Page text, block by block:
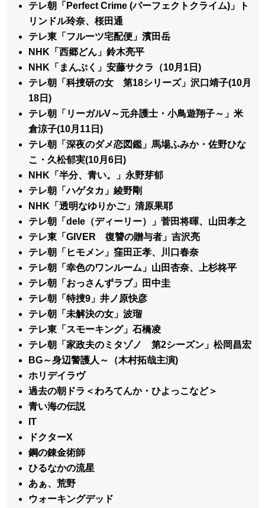
テレ朝「Perfect Crime (パーフェクトクライム)」ト
リンドル玲奈、桜田通
テレ東「フルーツ宅配便」濱田岳
NHK「西郷どん」鈴木亮平
NHK「まんぷく」安藤サクラ（10月1日)
テレ朝「科捜研の女 第18シリーズ」沢口靖子(10月
18日)
テレ朝「リーガルV～元弁護士・小鳥遊翔子～」米
倉涼子(10月11日)
テレ朝「深夜のダメ恋図鑑」馬場ふみか・佐野ひな
こ・久松郁実(10月6日)
NHK「半分、青い。」永野芽郁
テレ朝「ハゲタカ」綾野剛
NHK「透明なゆりかご」清原果耶
テレ朝「dele（ディーリー）」菅田将暉、山田孝之
テレ東「GIVER 復讐の贈与者」吉沢亮
テレ朝「ヒモメン」窪田正孝、川口春奈
テレ朝「幸色のワンルーム」山田杏奈、上杉柊平
テレ朝「おっさんずラブ」田中圭
テレ朝「特捜9」井ノ原快彦
テレ朝「未解決の女」波瑠
テレ東「スモーキング」石橋凌
テレ朝「家政夫のミタゾノ 第2シーズン」松岡昌宏
BG～身辺警護人～（木村拓哉主演)
ホリデイラヴ
過去の朝ドラ＜わろてんか・ひよっこなど＞
青い海の伝説
IT
ドクターX
鋼の錬金術師
ひるなかの流星
あぁ、荒野
ウォーキングデッド